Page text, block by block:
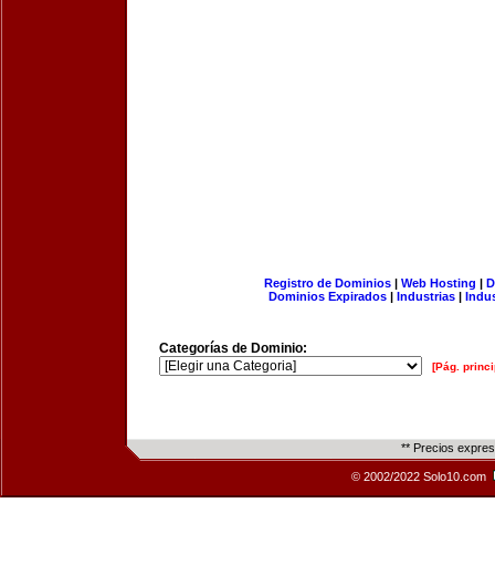
Registro de Dominios| Web Hosting |
Dominios Expirados | Industrias |
Categorías de Dominio:
[Pág.
** Precios
© 2002/2022 Solo10.com